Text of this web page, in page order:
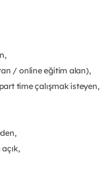
/ online eğitim alan),
time çalışmak isteyen,